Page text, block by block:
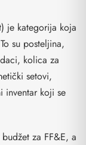
je kategorija koja
su posteljina,
kolica za
setovi,
inventar koji se
za FF&E, a